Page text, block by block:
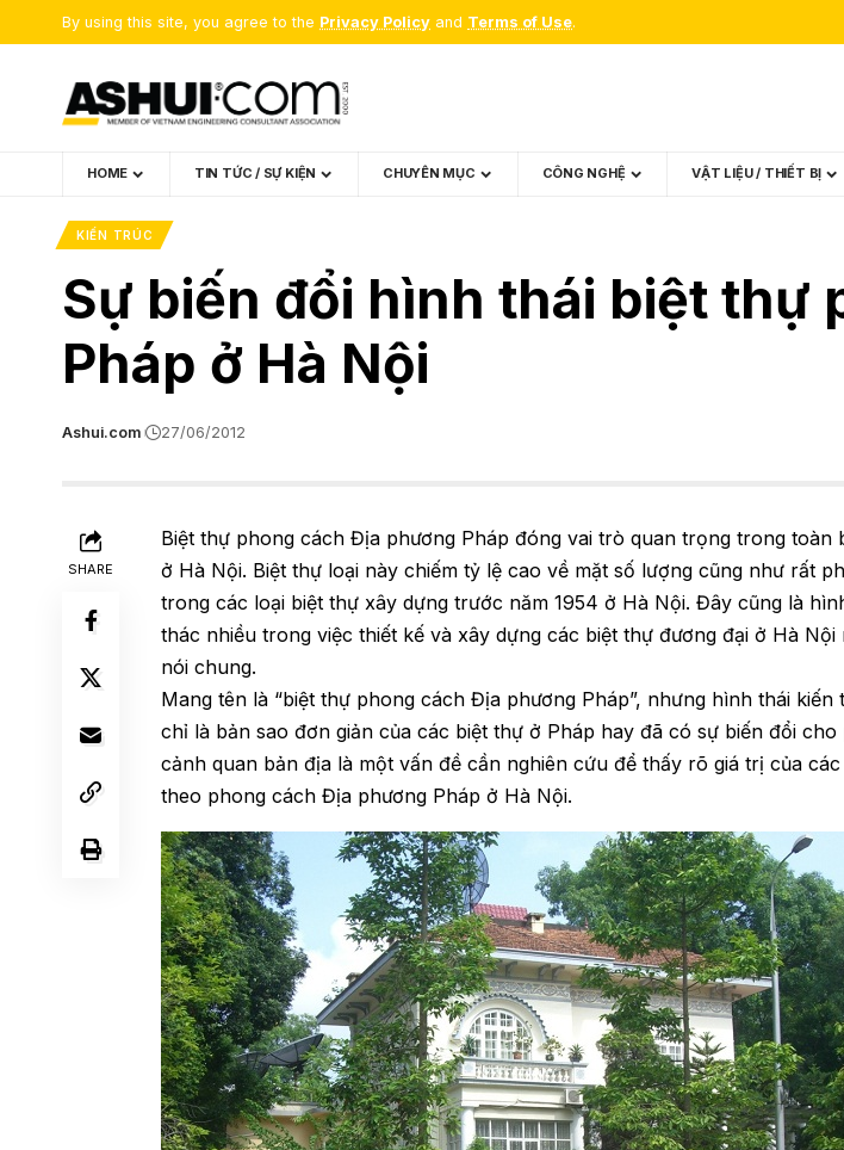
By using this site, you agree to the Privacy Policy and Terms of Use.
HOME TIN TỨC / SỰ KIỆN CHUYÊN MỤC CÔNG NGHỆ VẬT LIỆU / THIẾT BỊ
KIẾN TRÚC
Sự biến đổi hình thái biệt thự
Pháp ở Hà Nội
Ashui.com 27/06/2012
SHARE
Biệt thự phong cách Địa phương Pháp đóng vai trò quan trọng trong toàn
ở Hà Nội. Biệt thự loại này chiếm tỷ lệ cao về mặt số lượng cũng như rất
trong các loại biệt thự xây dựng trước năm 1954 ở Hà Nội. Đây cũng là
thác nhiều trong việc thiết kế và xây dựng các biệt thự đương đại ở Hà Nội
nói chung.
Mang tên là “biệt thự phong cách Địa phương Pháp”, nhưng hình thái
chỉ là bản sao đơn giản của các biệt thự ở Pháp hay đã có sự biến đổi
cảnh quan bản địa là một vấn đề cần nghiên cứu để thấy rõ giá trị của
theo phong cách Địa phương Pháp ở Hà Nội.